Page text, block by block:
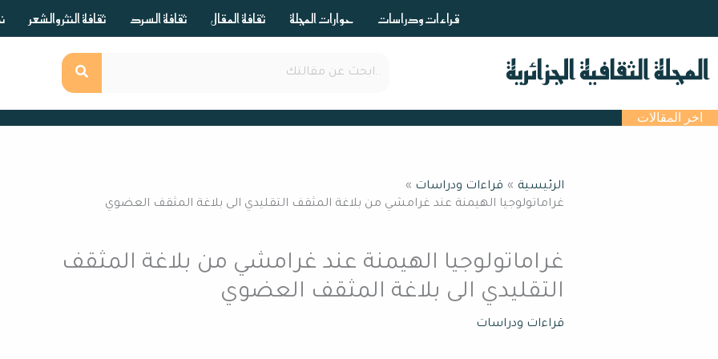
المحتوى
قراءات ودراسات حوارات المجلة ثقافة المقال ثقافة السرد ثقافة النثر والشعر
اخر المقالات
الرئيسية
قراءات ودراسات
غراماتولوجيا الهيمنة عند غرامشي من بلاغة المثقف التقليدي الى بلاغة المثقف العضوي
غراماتولوجيا الهيمنة عند غرامشي من بلاغة المثقف
التقليدي الى بلاغة المثقف العضوي
قراءات ودراسات